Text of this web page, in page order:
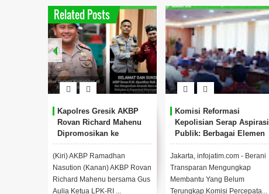
Related Posts
Kapolres Gresik AKBP
Rovan Richard Mahenu
Dipromosikan ke
Divpropam Mabes Polri
(Kiri) AKBP Ramadhan
Nasution (Kanan) AKBP Rovan
Richard Mahenu bersama Gus
Aulia Ketua LPK-RI ...
Komisi Reformasi
Kepolisian Serap Aspirasi
Publik: Berbagai Elemen
Masyarakat Dorong
Perubahan
Fundamentalis di Tubuh
Polri
Jakarta, infojatim.com - Berani
Transparan Mengungkap
Membantu Yang Belum
Terungkap.Komisi Percepata...